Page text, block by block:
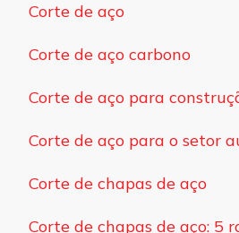
Corte de aço
Corte de aço carbono
Corte de aço para
Corte de aço para o setor
Corte de chapas de aço
Corte de chapas de aço: 5